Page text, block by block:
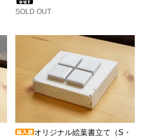
SOLD OUT
オリジナル絵葉書立て（S・